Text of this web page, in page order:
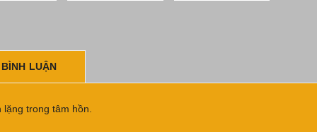
LUẬN
trong tâm hồn.